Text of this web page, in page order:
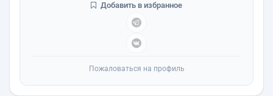
Добавить в избранное
Пожаловаться на профиль